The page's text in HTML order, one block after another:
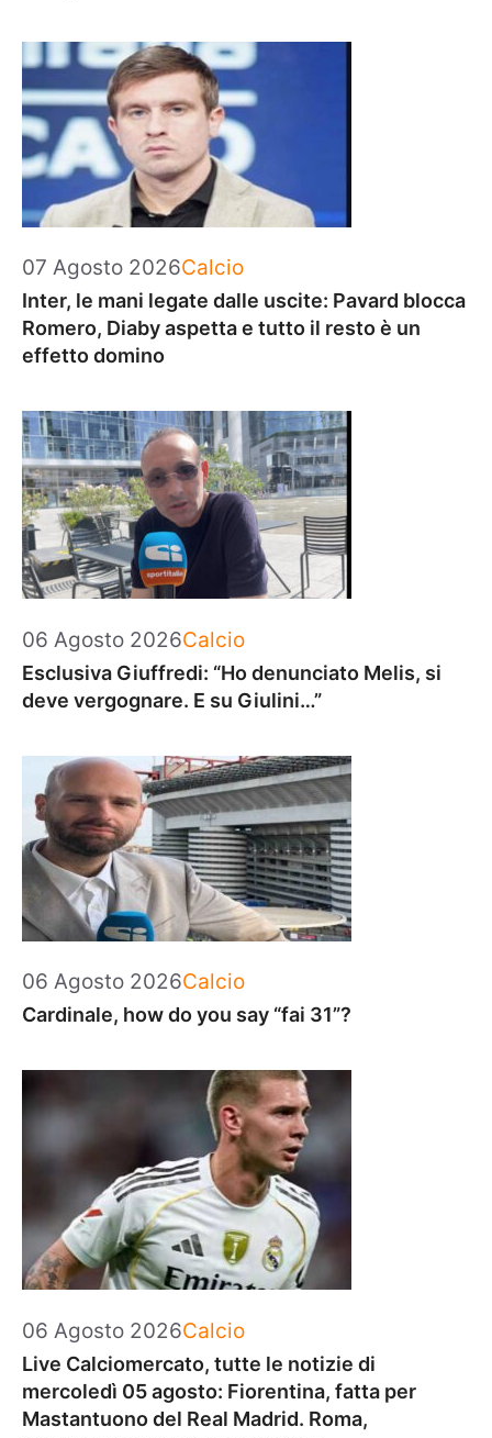
07 Agosto 2026Categorie
Calcio
Inter, le mani legate dalle uscite: Pavard blocca
Romero, Diaby aspetta e tutto il resto è un
effetto domino
06 Agosto 2026Categorie
Calcio
Esclusiva Giuffredi: “Ho denunciato Melis, si
deve vergognare. E su Giulini…”
06 Agosto 2026Categorie
Calcio
Cardinale, how do you say “fai 31”?
06 Agosto 2026Categorie
Calcio
Live Calciomercato, tutte le notizie di
mercoledì 05 agosto: Fiorentina, fatta per
Mastantuono del Real Madrid. Roma,